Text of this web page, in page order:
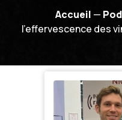
Accueil —
l’effervescence des